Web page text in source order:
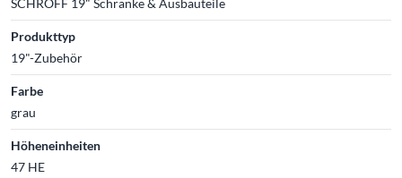
Produkttyp
19"-Zubehör
Farbe
grau
Höheneinheiten
47 HE